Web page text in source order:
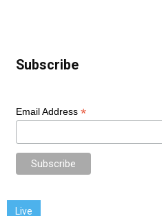
Subscribe
Email Address *
Live